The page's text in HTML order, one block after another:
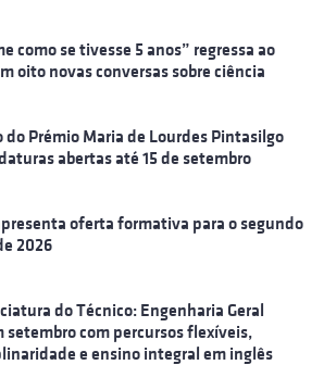
como se tivesse 5 anos” regressa ao
oito novas conversas sobre ciência
do Prémio Maria de Lourdes Pintasilgo
abertas até 15 de setembro
oferta formativa para o segundo
2026
do Técnico: Engenharia Geral
setembro com percursos flexíveis,
e ensino integral em inglês